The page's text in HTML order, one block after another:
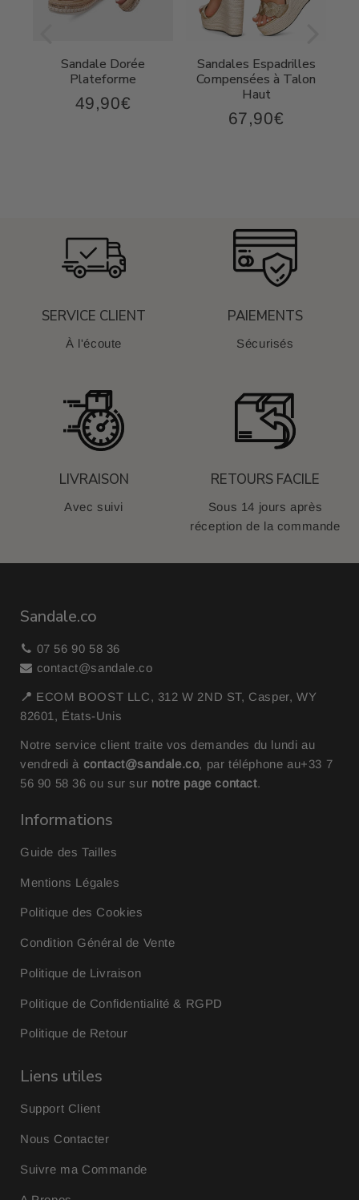
Sandale Dorée
Plateforme
Prix
49,90€
Sandales Espadrilles
Compensées à Talon
Haut
Prix
67,90€
SERVICE CLIENT
À l'écoute
PAIEMENTS
Sécurisés
LIVRAISON
Avec suivi
RETOURS FACILE
Sous 14 jours après
réception de la commande
Sandale.co
07 56 90 58 36
contact@sandale.co
📍 ECOM BOOST LLC, 312 W 2ND ST, Casper, WY
82601, États-Unis
Notre service client traite vos demandes du lundi au
vendredi à contact@sandale.co, par téléphone au+33 7
56 90 58 36ou sur sur notre page contact.
Informations
Guide des Tailles
Mentions Légales
Politique des Cookies
Condition Général de Vente
Politique de Livraison
Politique de Confidentialité & RGPD
Politique de Retour
Liens utiles
Support Client
Nous Contacter
Suivre ma Commande